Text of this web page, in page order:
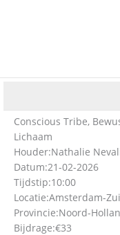
Conscious Tribe,
Lichaam
Houder:Nathalie
Datum:21-02-2026
Tijdstip:10:00
Locatie:Amsterdam-
Provincie:Noord-
Bijdrage:€33